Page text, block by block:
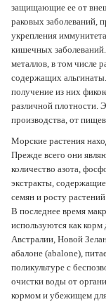
защищающие ее от
раковых заболеваний,
укрепления
кишечных
металлов, в том числе
содержащих
получение из них
различной плотности.
производства, от
Морские растения
Прежде всего они
количество азота,
экстракты,
семян и росту
В последнее время
используются как
Австралии, Новой
абалоне (abalone),
поликультуре с
очистки воды от
кормом и убежищем